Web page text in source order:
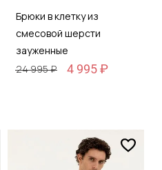
Брюки в клетку из
смесовой шерсти
зауженные
24 995 ₽
4 995 ₽